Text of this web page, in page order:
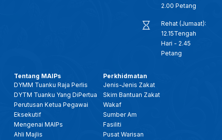
2.00 Petang
Rehat (Jumaat):
12.15Tengah
Hari - 2.45
Petang
Tentang MAIPs
DYMM Tuanku Raja Perlis
DYTM Tuanku Yang DiPertua
Perutusan Ketua Pegawai
Eksekutif
Mengenai MAIPs
Ahli Majlis
Perkhidmatan
Jenis-Jenis Zakat
Skim Bantuan Zakat
Wakaf
Sumber Am
Fasiliti
Pusat Warisan